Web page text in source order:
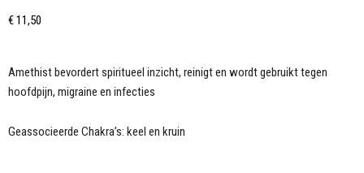
€11,50
Amethist bevordert spiritueel inzicht, reinigt en wordt gebruikt tegen
hoofdpijn, migraine en infecties
Geassocieerde Chakra’s: keel en kruin